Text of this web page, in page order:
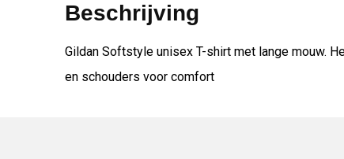
Beschrijving
Gildan Softstyle unisex T-shirt met lange mouw.
en schouders voor comfort